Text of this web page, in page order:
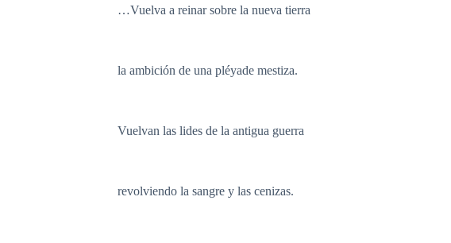
…Vuelva a reinar sobre la nueva tierra
la ambición de una pléyade mestiza.
Vuelvan las lides de la antigua guerra
revolviendo la sangre y las cenizas.